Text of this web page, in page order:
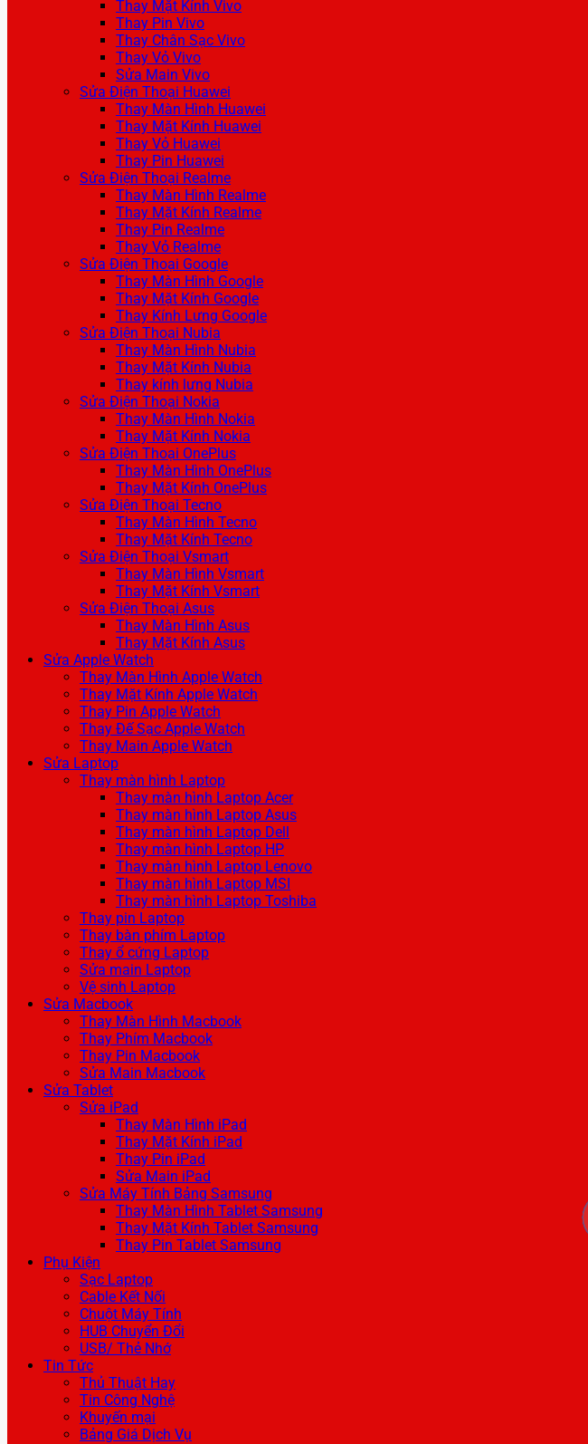
Thay Mặt Kính Vivo
Thay Pin Vivo
Thay Chân Sạc Vivo
Thay Vỏ Vivo
Sửa Main Vivo
Sửa Điện Thoại Huawei
Thay Màn Hình Huawei
Thay Mặt Kính Huawei
Thay Vỏ Huawei
Thay Pin Huawei
Sửa Điện Thoại Realme
Thay Màn Hình Realme
Thay Mặt Kính Realme
Thay Pin Realme
Thay Vỏ Realme
Sửa Điện Thoại Google
Thay Màn Hình Google
Thay Mặt Kính Google
Thay Kính Lưng Google
Sửa Điện Thoại Nubia
Thay Màn Hình Nubia
Thay Mặt Kính Nubia
Thay kính lưng Nubia
Sửa Điện Thoại Nokia
Thay Màn Hình Nokia
Thay Mặt Kính Nokia
Sửa Điện Thoại OnePlus
Thay Màn Hình OnePlus
Thay Mặt Kính OnePlus
Sửa Điện Thoại Tecno
Thay Màn Hình Tecno
Thay Mặt Kính Tecno
Sửa Điện Thoại Vsmart
Thay Màn Hình Vsmart
Thay Mặt Kính Vsmart
Sửa Điện Thoại Asus
Thay Màn Hình Asus
Thay Mặt Kính Asus
Sửa Apple Watch
Thay Màn Hình Apple Watch
Thay Mặt Kính Apple Watch
Thay Pin Apple Watch
Thay Đế Sạc Apple Watch
Thay Main Apple Watch
Sửa Laptop
Thay màn hình Laptop
Thay màn hình Laptop Acer
Thay màn hình Laptop Asus
Thay màn hình Laptop Dell
Thay màn hình Laptop HP
Thay màn hình Laptop Lenovo
Thay màn hình Laptop MSI
Thay màn hình Laptop Toshiba
Thay pin Laptop
Thay bàn phím Laptop
Thay ổ cứng Laptop
Sửa main Laptop
Vệ sinh Laptop
Sửa Macbook
Thay Màn Hình Macbook
Thay Phím Macbook
Thay Pin Macbook
Sửa Main Macbook
Sửa Tablet
Sửa iPad
Thay Màn Hình iPad
Thay Mặt Kính iPad
Thay Pin iPad
Sửa Main iPad
Sửa Máy Tính Bảng Samsung
Thay Màn Hình Tablet Samsung
Thay Mặt Kính Tablet Samsung
Thay Pin Tablet Samsung
Phụ Kiện
Sạc Laptop
Cable Kết Nối
Chuột Máy Tính
HUB Chuyển Đổi
USB/ Thẻ Nhớ
Tin Tức
Thủ Thuật Hay
Tin Công Nghệ
Khuyến mại
Bảng Giá Dịch Vụ